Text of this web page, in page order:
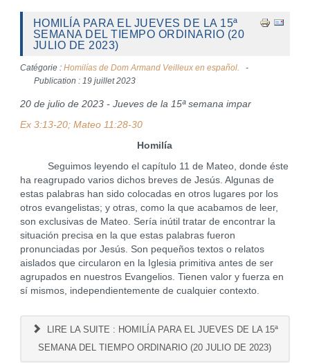
HOMILÍA PARA EL JUEVES DE LA 15ª
SEMANA DEL TIEMPO ORDINARIO (20
JULIO DE 2023)
Catégorie : Homilías de Dom Armand Veilleux en español.
Publication : 19 juillet 2023
20 de julio de 2023 - Jueves de la 15ª semana impar
Ex 3:13-20; Mateo 11:28-30
Homilía
Seguimos leyendo el capítulo 11 de Mateo, donde éste
ha reagrupado varios dichos breves de Jesús. Algunas de
estas palabras han sido colocadas en otros lugares por los
otros evangelistas; y otras, como la que acabamos de leer,
son exclusivas de Mateo. Sería inútil tratar de encontrar la
situación precisa en la que estas palabras fueron
pronunciadas por Jesús. Son pequeños textos o relatos
aislados que circularon en la Iglesia primitiva antes de ser
agrupados en nuestros Evangelios. Tienen valor y fuerza en
sí mismos, independientemente de cualquier contexto.
LIRE LA SUITE : HOMILÍA PARA EL JUEVES DE LA 15ª
SEMANA DEL TIEMPO ORDINARIO (20 JULIO DE 2023)